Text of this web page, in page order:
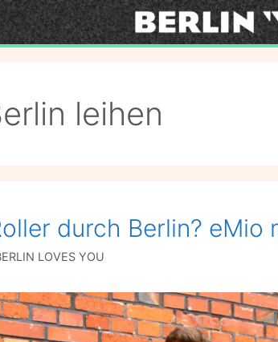
leihen
durch Berlin? eMio
LOVES YOU